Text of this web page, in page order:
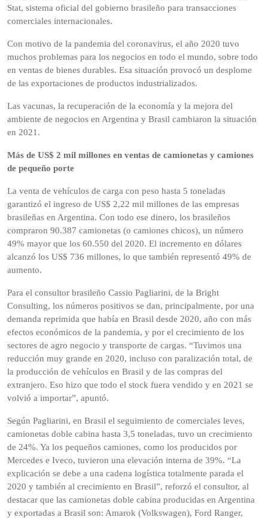
Stat, sistema oficial del gobierno brasileño para transacciones
comerciales internacionales.
Con motivo de la pandemia del coronavirus, el año 2020 tuvo
muchos problemas para los negocios en todo el mundo, sobre todo
en ventas de bienes durables. Esa situación provocó un desplome
de las exportaciones de productos industrializados.
Las vacunas, la recuperación de la economía y la mejora del
ambiente de negocios en Argentina y Brasil cambiaron la situación
en 2021.
Más de US$ 2 mil millones en ventas de camionetas y camiones
de pequeño porte
La venta de vehículos de carga con peso hasta 5 toneladas
garantizó el ingreso de US$ 2,22 mil millones de las empresas
brasileñas en Argentina. Con todo ese dinero, los brasileños
compraron 90.387 camionetas (o camiones chicos), un número
49% mayor que los 60.550 del 2020. El incremento en dólares
alcanzó los US$ 736 millones, lo que también representó 49% de
aumento.
Para el consultor brasileño Cassio Pagliarini, de la Bright
Consulting, los números positivos se dan, principalmente, por una
demanda reprimida que había en Brasil desde 2020, año con más
efectos económicos de la pandemia, y por el crecimiento de los
sectores de agro negocio y transporte de cargas. “Tuvimos una
reducción muy grande en 2020, incluso con paralización total, de
la producción de vehículos en Brasil y de las compras del
extranjero. Eso hizo que todo el stock fuera vendido y en 2021 se
volvió a importar”, apuntó.
Según Pagliarini, en Brasil el seguimiento de comerciales leves,
camionetas doble cabina hasta 3,5 toneladas, tuvo un crecimiento
de 24%. Ya los pequeños camiones, como los producidos por
Mercedes e Iveco, tuvieron una elevación interna de 39%. “La
explicación se debe a una cadena logística totalmente parada el
2020 y también al crecimiento en Brasil”, reforzó el consultor, al
destacar que las camionetas doble cabina producidas en Argentina
y exportadas a Brasil son: Amarok (Volkswagen), Ford Ranger,